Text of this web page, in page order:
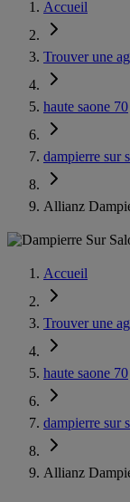
Accueil
Trouver une
haute saone 70
dampierre sur
Allianz
Accueil
Trouver une
haute saone 70
dampierre sur
Allianz